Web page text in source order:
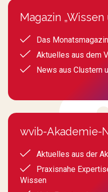
Magazin
Das
Aktuelles aus dem
News aus Clustern
wvib-Akademie-
Aktuelles aus der
Praxisnahe
Wissen